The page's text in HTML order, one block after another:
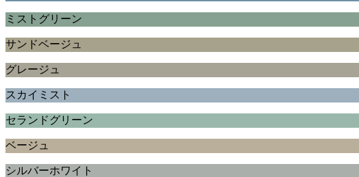
ミストグリーン
サンドベージュ
グレージュ
スカイミスト
セランドグリーン
ベージュ
シルバーホワイト